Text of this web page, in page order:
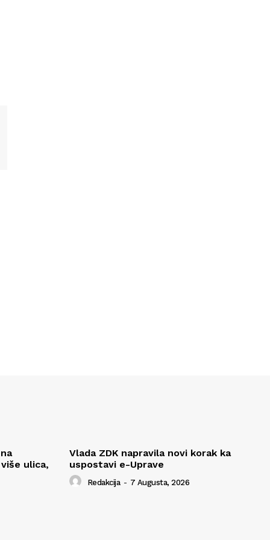
ulica,
Vlada ZDK napravila novi korak ka
uspostavi e-Uprave
Redakcija - 7 Augusta, 2026